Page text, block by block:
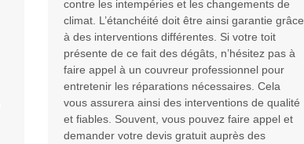
contre les intempéries et les changements de
climat. L’étanchéité doit être ainsi garantie grâce
à des interventions différentes. Si votre toit
présente de ce fait des dégâts, n’hésitez pas à
faire appel à un couvreur professionnel pour
entretenir les réparations nécessaires. Cela
vous assurera ainsi des interventions de qualité
et fiables. Souvent, vous pouvez faire appel et
demander votre devis gratuit auprès des